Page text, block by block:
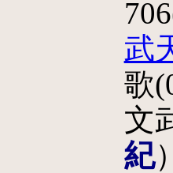
武
歌
文
紀